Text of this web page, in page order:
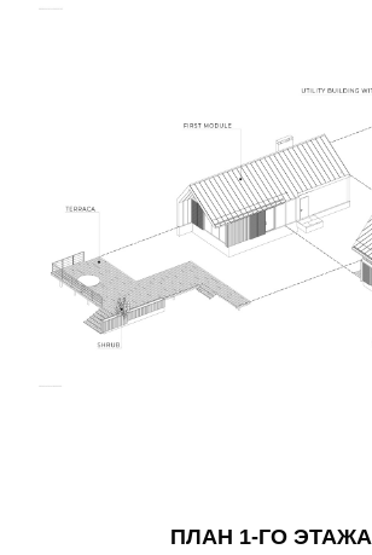
ПЛАН 1-ГО ЭТАЖА